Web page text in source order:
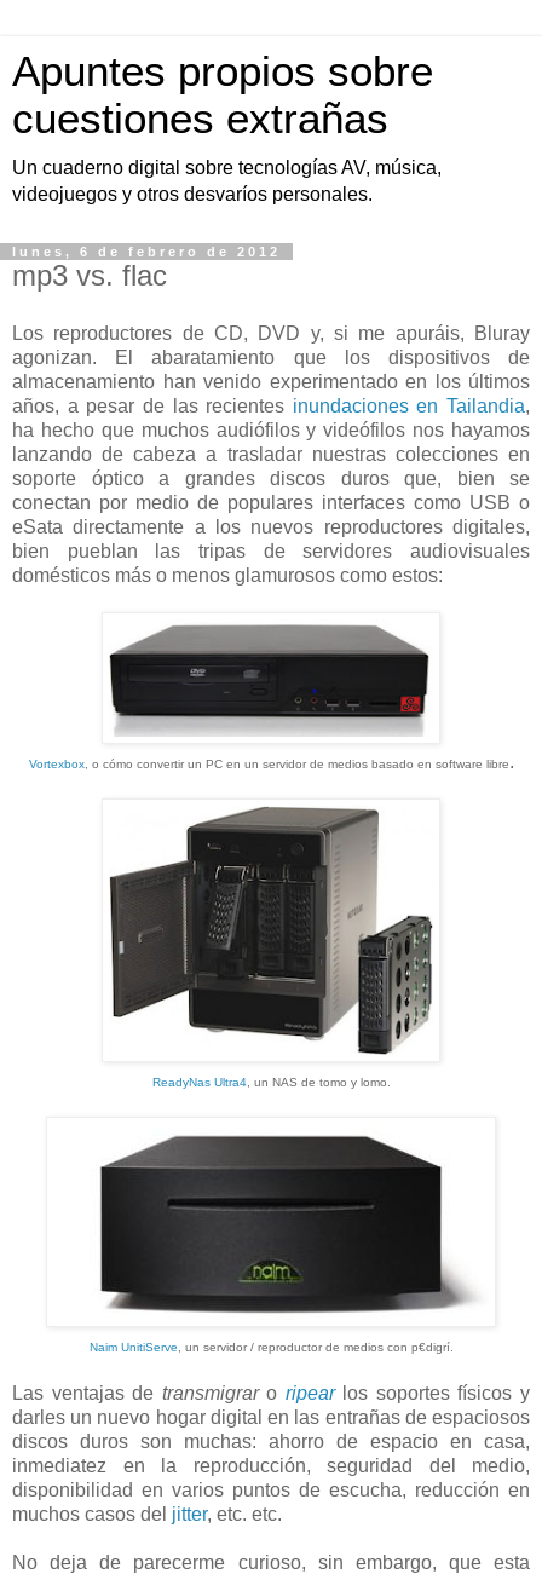
Apuntes propios sobre
cuestiones extrañas
Un cuaderno digital sobre tecnologías AV, música,
videojuegos y otros desvaríos personales.
lunes, 6 de febrero de 2012
mp3 vs. flac
Los reproductores de CD, DVD y, si me apuráis, Bluray
agonizan. El abaratamiento que los dispositivos de
almacenamiento han venido experimentado en los últimos
años, a pesar de las recientes inundaciones en Tailandia,
ha hecho que muchos audiófilos y videófilos nos hayamos
lanzando de cabeza a trasladar nuestras colecciones en
soporte óptico a grandes discos duros que, bien se
conectan por medio de populares interfaces como USB o
eSata directamente a los nuevos reproductores digitales,
bien pueblan las tripas de servidores audiovisuales
domésticos más o menos glamurosos como estos:
Vortexbox, o cómo convertir un PC en un servidor de medios basado en software libre.
ReadyNas Ultra4, un NAS de tomo y lomo.
Naim UnitiServe , un servidor / reproductor de medios con p€digrí.
Las ventajas de transmigraro ripear
los soportes físicos y
darles un nuevo hogar digital en las entrañas de espaciosos
discos duros son muchas: ahorro de espacio en casa,
inmediatez en la reproducción, seguridad del medio,
disponibilidad en varios puntos de escucha, reducción en
muchos casos del jitter, etc. etc.
No deja de parecerme curioso, sin embargo, que esta